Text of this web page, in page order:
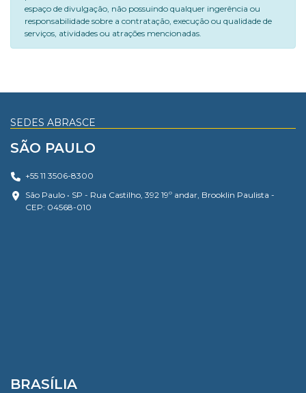
espaço de divulgação, não possuindo qualquer ingerência ou
responsabilidade sobre a contratação, execução ou qualidade de
serviços, atividades ou atrações mencionadas.
SEDES ABRASCE
SÃO PAULO
+55 11 3506-8300
São Paulo • SP - Rua Castilho, 392 19º andar, Brooklin Paulista -
CEP: 04568-010
BRASÍLIA